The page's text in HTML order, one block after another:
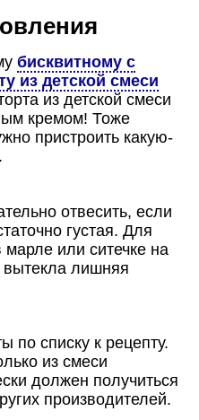
бисквитному с
из детской смеси
из детской смеси
кремом! Тоже
пристроить какую-
отвесить, если
густая. Для
или ситечке на
вытекла лишняя
по списку к рецепту.
из смеси
должен получиться
производителей.